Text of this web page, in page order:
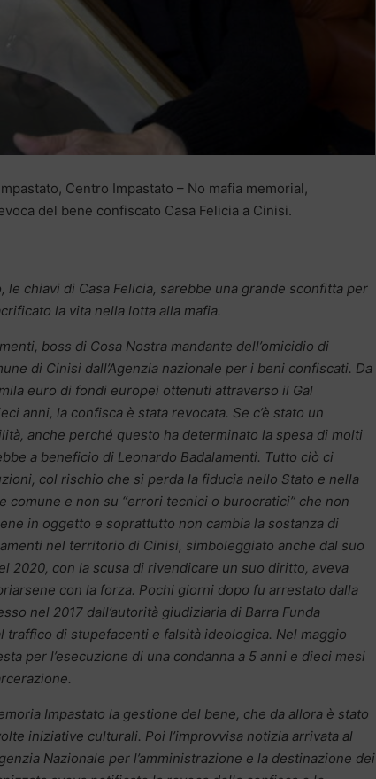
Centro Impastato – No mafia memorial,
del bene confiscato Casa Felicia a Cinisi.
le chiavi di Casa Felicia, sarebbe una grande sconfitta per
la vita nella lotta alla mafia.
boss di Cosa Nostra mandante dell’omicidio di
di Cinisi dall’Agenzia nazionale per i beni confiscati. Da
euro di fondi europei ottenuti attraverso il Gal
anni, la confisca è stata revocata. Se c’è stato un
anche perché questo ha determinato la spesa di molti
a beneficio di Leonardo Badalamenti. Tutto ciò ci
col rischio che si perda la fiducia nello Stato e nella
comune e non su “errori tecnici o burocratici” che non
in oggetto e soprattutto non cambia la sostanza di
nel territorio di Cinisi, simboleggiato anche dal suo
2020, con la scusa di rivendicare un suo diritto, aveva
con la forza. Pochi giorni dopo fu arrestato dalla
nel 2017 dall’autorità giudiziaria di Barra Funda
traffico di stupefacenti e falsità ideologica. Nel maggio
per l’esecuzione di una condanna a 5 anni e dieci mesi
Impastato la gestione del bene, che da allora è stato
iniziative culturali. Poi l’improvvisa notizia arrivata al
Nazionale per l’amministrazione e la destinazione dei